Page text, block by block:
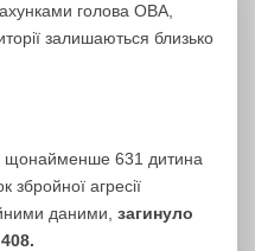
голова ОВА,
залишаються близько
щонайменше 631 дитина
збройної агресії
даними, загинуло